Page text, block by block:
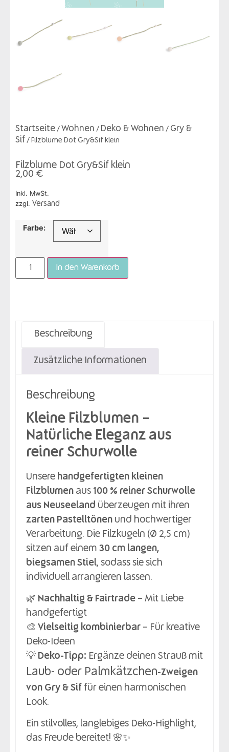
Startseite / Wohnen / Deko & Wohnen / Gry &
Sif / Filzblume Dot Gry&Sif klein
Filzblume Dot Gry&Sif klein
2,00 €
Inkl. MwSt.
zzgl. Versand
Farbe:
In den Warenkorb
Beschreibung
Zusätzliche Informationen
Beschreibung
Kleine Filzblumen –
Natürliche Eleganz aus
reiner Schurwolle
Unsere handgefertigten kleinen
Filzblumen aus 100 % reiner Schurwolle
aus Neuseeland überzeugen mit ihren
zarten Pastelltönen und hochwertiger
Verarbeitung. Die Filzkugeln (Ø 2,5 cm)
sitzen auf einem 30 cm langen,
biegsamen Stiel, sodass sie sich
individuell arrangieren lassen.
🌿 Nachhaltig & Fairtrade – Mit Liebe
handgefertigt
🎨 Vielseitig kombinierbar – Für kreative
Deko-Ideen
💡 Deko-Tipp: Ergänze deinen Strauß mit
Laub- oder Palmkätzchen-Zweigen
von Gry & Sif für einen harmonischen
Look.
Ein stilvolles, langlebiges Deko-Highlight,
das Freude bereitet! 🌸✨